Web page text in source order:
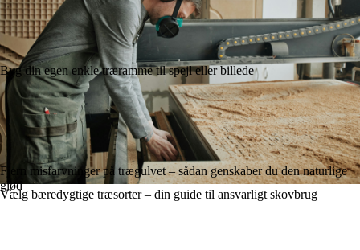
Nordisk elegance i træ: Sådan designer du en trappe med skandinavisk
stil
Vælg bæredygtige træsorter – din guide til ansvarligt skovbrug
Byg din egen enkle træramme til spejl eller billede
Fjern misfarvninger på trægulvet – sådan genskaber du den naturlige
glød